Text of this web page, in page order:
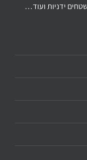
ידניות ועוד…